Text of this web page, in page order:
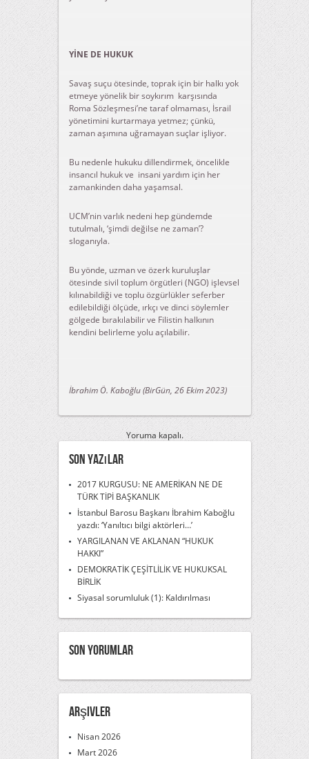
YİNE DE HUKUK
Savaş suçu ötesinde, toprak için bir halkı yok
etmeye yönelik bir soykırım karşısında
Roma Sözleşmesi’ne taraf olmaması, İsrail
yönetimini kurtarmaya yetmez; çünkü,
zaman aşımına uğramayan suçlar işliyor.
Bu nedenle hukuku dillendirmek, öncelikle
insancıl hukuk ve insani yardım için her
zamankinden daha yaşamsal.
UCM’nin varlık nedeni hep gündemde
tutulmalı, ‘şimdi değilse ne zaman’?
sloganıyla.
Bu yönde, uzman ve özerk kuruluşlar
ötesinde sivil toplum örgütleri (NGO) işlevsel
kılınabildiği ve toplu özgürlükler seferber
edilebildiği ölçüde, ırkçı ve dinci söylemler
gölgede bırakılabilir ve Filistin halkının
kendini belirleme yolu açılabilir.
İbrahim Ö. Kaboğlu(BirGün, 26 Ekim 2023)
Yoruma kapalı.
Son Yazılar
2017 KURGUSU: NE AMERİKAN NE DE
TÜRK TİPİ BAŞKANLIK
İstanbul Barosu Başkanı İbrahim Kaboğlu
yazdı: ‘Yanıltıcı bilgi aktörleri…’
YARGILANAN VE AKLANAN “HUKUK
HAKKI”
DEMOKRATİK ÇEŞİTLİLİK VE HUKUKSAL
BİRLİK
Siyasal sorumluluk (1): Kaldırılması
Son Yorumlar
Arşivler
Nisan 2026
Mart 2026